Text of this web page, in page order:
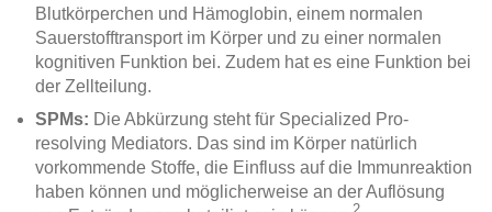
Blutkörperchen und Hämoglobin, einem normalen
Sauerstofftransport im Körper und zu einer normalen
kognitiven Funktion bei. Zudem hat es eine Funktion bei
der Zellteilung.
SPMs: Die Abkürzung steht für Specialized Pro-
resolving Mediators. Das sind im Körper natürlich
vorkommende Stoffe, die Einfluss auf die Immunreaktion
haben können und möglicherweise an der Auflösung